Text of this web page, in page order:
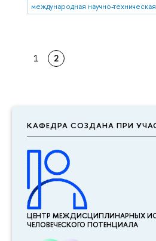
КАФЕДРА СОЗДАНА ПРИ
ЦЕНТР МЕЖДИСЦИПЛИНАР­НЫХ
ЧЕЛОВЕЧЕСКОГО ПОТЕНЦИАЛА
международная научно-техническая
1 2